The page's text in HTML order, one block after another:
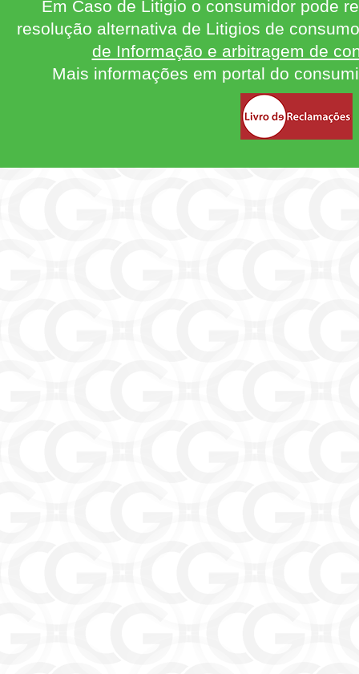
Em Caso de Litigio o consumidor pode
resolução alternativa de Litigios de
de Informação e arbitragem de
Mais informações em portal do